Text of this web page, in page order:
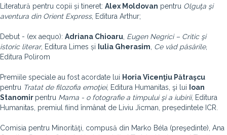
Literatură pentru copii și tineret: Alex Moldovan pentru Olguţa şi
aventura din Orient Express, Editura Arthur;
Debut - (ex aequo): Adriana Chioaru Eugen Negrici – Critic şi
istoric literar, Editura Limes și Iulia Gherasim Ce văd păsările,
Editura Polirom
Premiile speciale au fost acordate lui Horia Vicenţiu Pătraşcu
pentru Tratat de filozofia emoţiei, Editura Humanitas, şi lui
Ioan
Stanomir pentru Mama - o fotografie a timpului şi a iubirii, Editura
Humanitas, premiul fiind înmânat de Liviu Jicman, președintele ICR.
Comisia pentru Minorităţi, compusă din Marko Béla (preşedinte), Ana